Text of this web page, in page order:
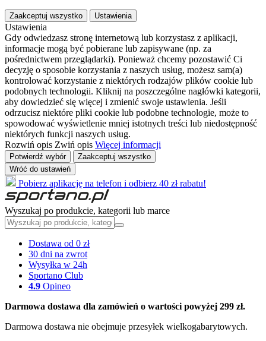
Zaakceptuj wszystko Ustawienia
Ustawienia
Gdy odwiedzasz stronę internetową lub korzystasz z aplikacji,
informacje mogą być pobierane lub zapisywane (np. za
pośrednictwem przeglądarki). Ponieważ chcemy pozostawić Ci
decyzję o sposobie korzystania z naszych usług, możesz sam(a)
kontrolować korzystanie z niektórych rodzajów plików cookie lub
podobnych technologii. Kliknij na poszczególne nagłówki kategorii,
aby dowiedzieć się więcej i zmienić swoje ustawienia. Jeśli
odrzucisz niektóre pliki cookie lub podobne technologie, może to
spowodować wyświetlenie mniej istotnych treści lub niedostępność
niektórych funkcji naszych usług.
Rozwiń opis Zwiń opis Więcej informacji
Potwierdź wybór
Zaakceptuj wszystko
Wróć do ustawień
Pobierz aplikację na telefon i odbierz 40 zł rabatu!
Wyszukaj po produkcie, kategorii lub marce
Dostawa od 0 zł
30 dni na zwrot
Wysyłka w 24h
Sportano Club
4.9 Opineo
Darmowa dostawa dla zamówień o wartości powyżej 299 zł.
Darmowa dostawa nie obejmuje przesyłek wielkogabarytowych.